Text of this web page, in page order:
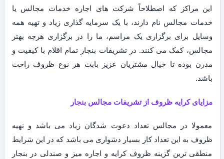
این مراکز که اصطلاحاً شرکت های اجاره خدمات مجالس یا
خدمات مجالس نام دارند، با یک سرمایه گذاری زیاد و تهیه همه
وسایل برای برگزاری یک مراسم، ما را در برگزاری هرچه بهتر
مجالس، کمک می کنند. در تشریفات بنجار تمام اقلام با کیفیت و
مدرن بوده تا خیال مشتریان عزیز بابت هر نوع ظروف راحت
باشد.
مزایای کرایه ظروف از تشریفات مجالس بنجار
معمولا در مجالس تعداد دعوت شدگان زیاد می باشد و تهیه
ظروف به این تعداد کار بسیار دشواری می باشد که در این شرایط
منطقی ترین گزینه ظروف کرایه و اجاره میز و صندلی در بنجار